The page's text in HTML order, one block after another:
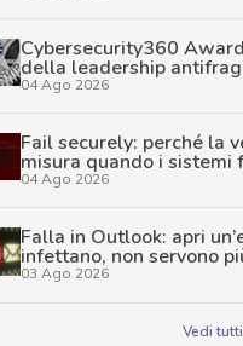
Cybersecurity360
della leadership
04 Ago 2026
Fail securely: perché la
misura quando i sistemi
04 Ago 2026
Falla in Outlook: apri
infettano, non servono
03 Ago 2026
Vedi